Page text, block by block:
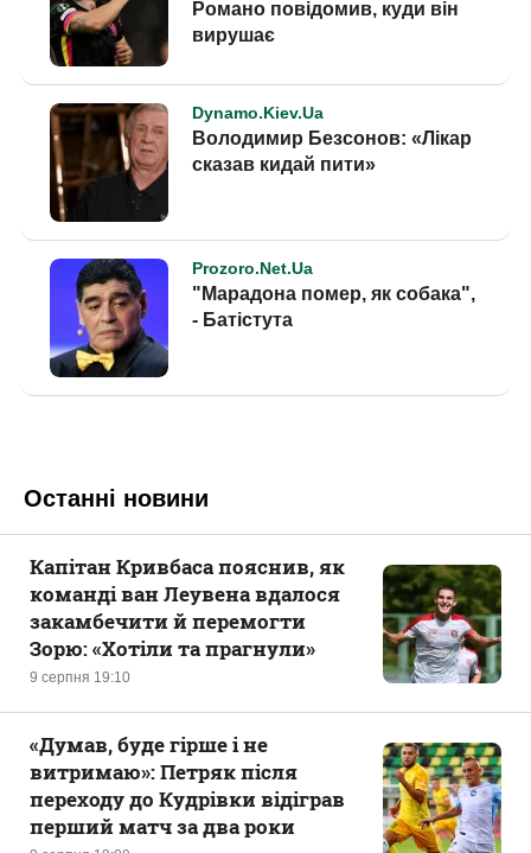
Останні новини
9 серпня 19:10
Капітан Кривбаса пояснив, як
команді ван Леувена вдалося
закамбечити й перемогти
Зорю: «Хотіли та прагнули»
«Думав, буде гірше і не
витримаю»: Петряк після
переходу до Кудрівки відіграв
перший матч за два роки